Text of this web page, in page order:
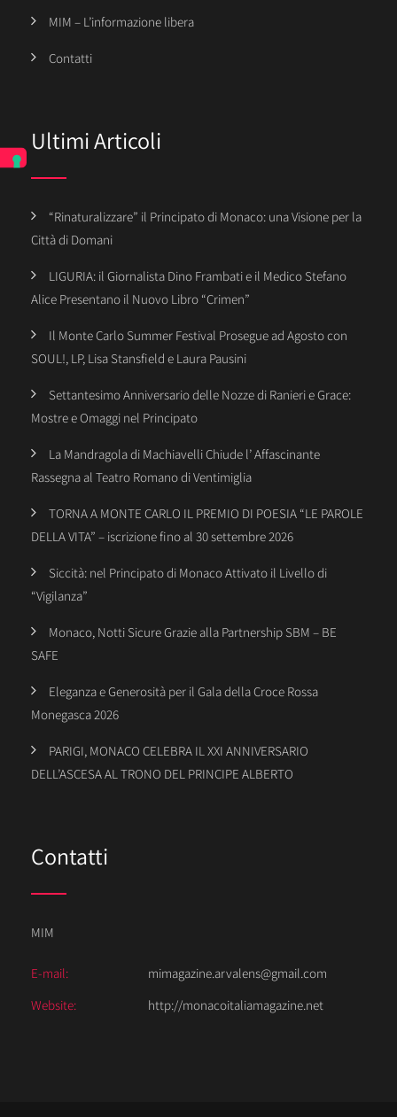
MIM – L’informazione libera
Contatti
Ultimi Articoli
“Rinaturalizzare” il Principato di Monaco: una Visione per la
Città di Domani
LIGURIA: il Giornalista Dino Frambati e il Medico Stefano
Alice Presentano il Nuovo Libro “Crimen”
Il Monte Carlo Summer Festival Prosegue ad Agosto con
SOUL!, LP, Lisa Stansfield e Laura Pausini
Settantesimo Anniversario delle Nozze di Ranieri e Grace:
Mostre e Omaggi nel Principato
La Mandragola di Machiavelli Chiude l’ Affascinante
Rassegna al Teatro Romano di Ventimiglia
TORNA A MONTE CARLO IL PREMIO DI POESIA “LE PAROLE
DELLA VITA” – iscrizione fino al 30 settembre 2026
Siccità: nel Principato di Monaco Attivato il Livello di
“Vigilanza”
Monaco, Notti Sicure Grazie alla Partnership SBM – BE
SAFE
Eleganza e Generosità per il Gala della Croce Rossa
Monegasca 2026
PARIGI, MONACO CELEBRA IL XXI ANNIVERSARIO
DELL’ASCESA AL TRONO DEL PRINCIPE ALBERTO
Contatti
MIM
E-mail:
mimagazine.arvalens@gmail.com
Website:
http://monacoitaliamagazine.net